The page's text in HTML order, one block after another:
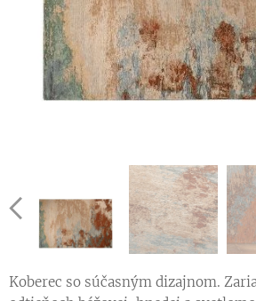
Koberec so súčasným dizajnom.